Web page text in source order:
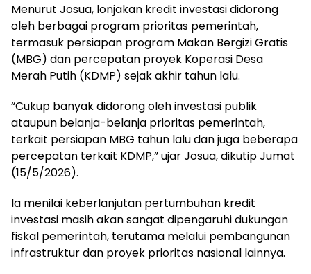
Menurut Josua, lonjakan kredit investasi didorong
oleh berbagai program prioritas pemerintah,
termasuk persiapan program Makan Bergizi Gratis
(MBG) dan percepatan proyek Koperasi Desa
Merah Putih (KDMP) sejak akhir tahun lalu.
“Cukup banyak didorong oleh investasi publik
ataupun belanja-belanja prioritas pemerintah,
terkait persiapan MBG tahun lalu dan juga beberapa
percepatan terkait KDMP,” ujar Josua, dikutip Jumat
(15/5/2026).
Ia menilai keberlanjutan pertumbuhan kredit
investasi masih akan sangat dipengaruhi dukungan
fiskal pemerintah, terutama melalui pembangunan
infrastruktur dan proyek prioritas nasional lainnya.